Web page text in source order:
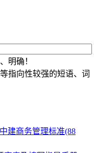
明确！
指向性较强的短语、词
中建商务管理标准(88